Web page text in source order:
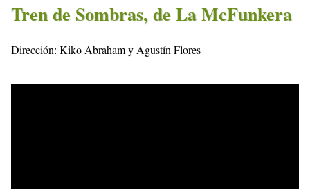
Tren de Sombras, de La McFunkera
Dirección: Kiko Abraham y Agustín Flores